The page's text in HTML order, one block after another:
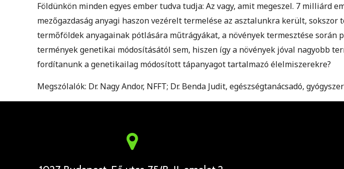
Földünkön minden egyes ember tudva tudja: Az vagy, amit megeszel. 7 milliárd
mezőgazdaság anyagi haszon vezérelt termelése az asztalunkra került,
termőföldek anyagainak pótlására műtrágyákat, a növények termesztése
termények genetikai módosításától sem, hiszen így a növények jóval nagyobb
fordítanunk a genetikailag módosított tápanyagot tartalmazó élelmiszerekre?
Megszólalók: Dr. Nagy Andor, NFFT; Dr. Benda Judit, egészségtanácsadó,